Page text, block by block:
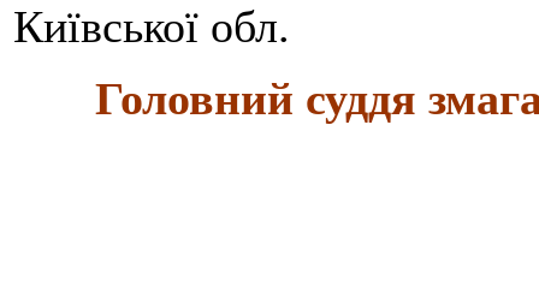
Київської обл.
Головний суддя